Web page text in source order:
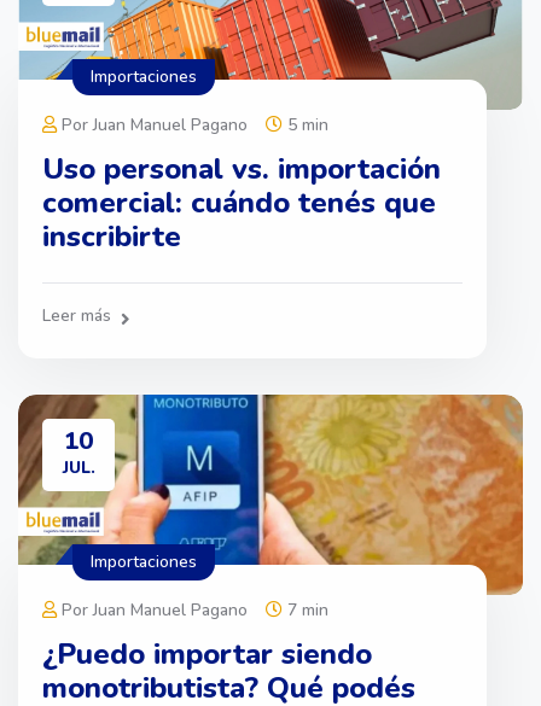
Por Juan Manuel Pagano 5 min
Uso personal vs. importación
comercial: cuándo tenés que
inscribirte
Leer más
Importaciones
10
JUL.
Por Juan Manuel Pagano 7 min
¿Puedo importar siendo
monotributista? Qué podés
Importaciones